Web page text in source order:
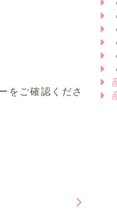
をご確認くださ